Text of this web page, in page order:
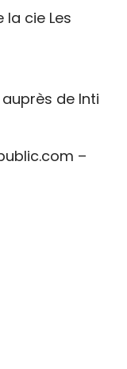
cie Les
auprès de Inti
–